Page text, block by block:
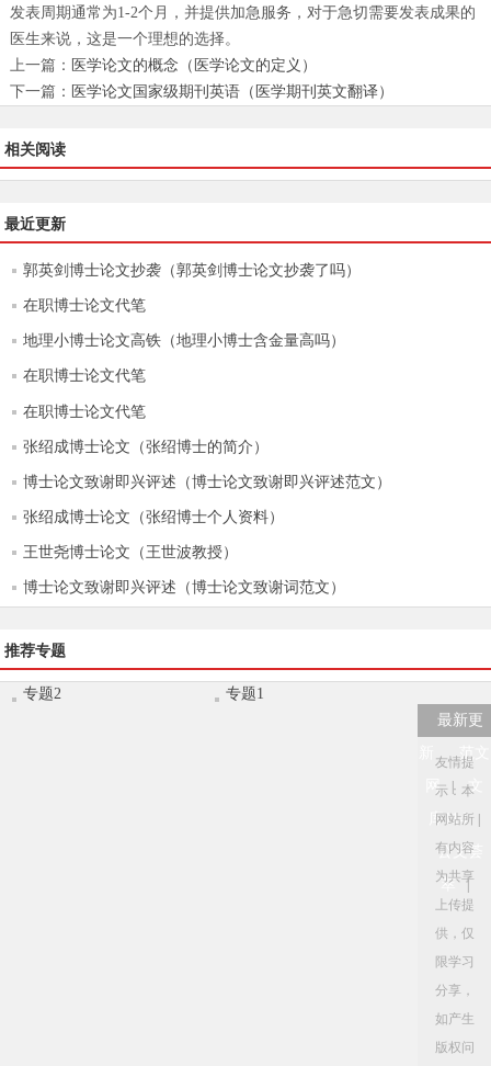
发表周期通常为1-2个月，并提供加急服务，对于急切需要发表成果的
医生来说，这是一个理想的选择。
上一篇： 医学论文的概念（医学论文的定义）
下一篇： 医学论文国家级期刊英语（医学期刊英文翻译）
相关阅读
最近更新
郭英剑博士论文抄袭（郭英剑博士论文抄袭了吗）
在职博士论文代笔
地理小博士论文高铁（地理小博士含金量高吗）
在职博士论文代笔
在职博士论文代笔
张绍成博士论文（张绍博士的简介）
博士论文致谢即兴评述（博士论文致谢即兴评述范文）
张绍成博士论文（张绍博士个人资料）
王世尧博士论文（王世波教授）
博士论文致谢即兴评述（博士论文致谢词范文）
推荐专题
专题2
专题1
最新更
范文
网
|
文
库114
公文荟
萃
|
友情提
示：本
网站所
有内容
为共享
上传提
供，仅
限学习
分享，
如产生
版权问